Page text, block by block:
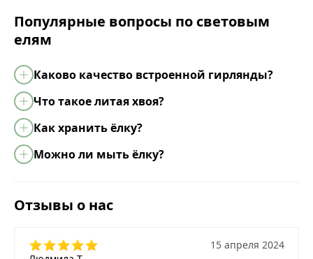
Популярные вопросы по световым
елям
Каково качество встроенной гирлянды?
Что такое литая хвоя?
Как хранить ёлку?
Можно ли мыть ёлку?
Отзывы о нас
15 апреля 2024